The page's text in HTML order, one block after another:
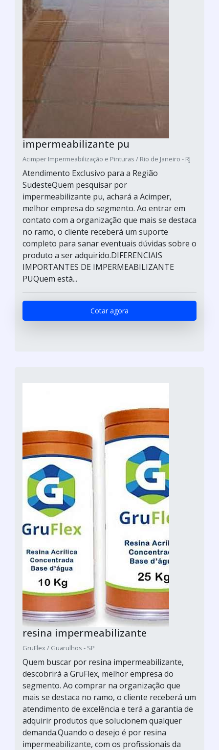
impermeabilizante pu
Acimper Impermeabilização e Pinturas / Rio de Janeiro - RJ
Atendimento Exclusivo para a Região
SudesteQuem pesquisar por
impermeabilizante pu, achará a Acimper,
melhor empresa do segmento. Ao entrar em
contato com a organização que mais se destaca
no ramo, o cliente receberá um suporte
completo para sanar eventuais dúvidas sobre o
produto a ser adquirido.DIFERENCIAIS
IMPORTANTES DE IMPERMEABILIZANTE
PUQuem está...
Cotar agora
resina impermeabilizante
GruFlex / Guarulhos - SP
Quem buscar por resina impermeabilizante,
descobrirá a GruFlex, melhor empresa do
segmento. Ao comprar na organização que
mais se destaca no ramo, o cliente receberá um
atendimento de excelência e terá a garantia de
adquirir produtos que solucionem qualquer
demanda.Quando o desejo é por resina
impermeabilizante, com os profissionais da